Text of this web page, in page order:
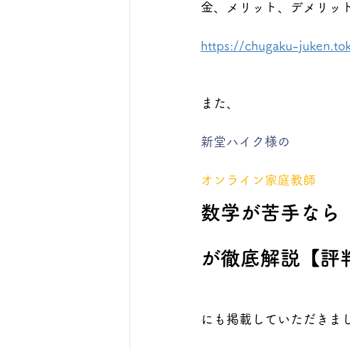
金、メリット、デメリッ
https://chugaku-
また、
新堂ハイク様の
オンライン家庭教師
数学が苦手なら
が徹底解説【評
にも掲載していただきま